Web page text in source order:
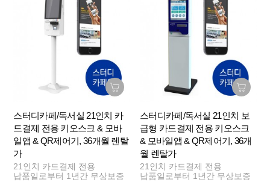
스터디카페/독서실 21인치 카
드결제 전용 키오스크 & 모바
일앱 & QR제어기, 36개월 렌탈
가
21인치 카드결제 전용
납품일로부터 1년간 무상보증
스터디카페/독서실 21인치 보
급형 카드결제 전용 키오스크
& 모바일앱 & QR제어기, 36개
월 렌탈가
21인치 카드결제 전용
납품일로부터 1년간 무상보증